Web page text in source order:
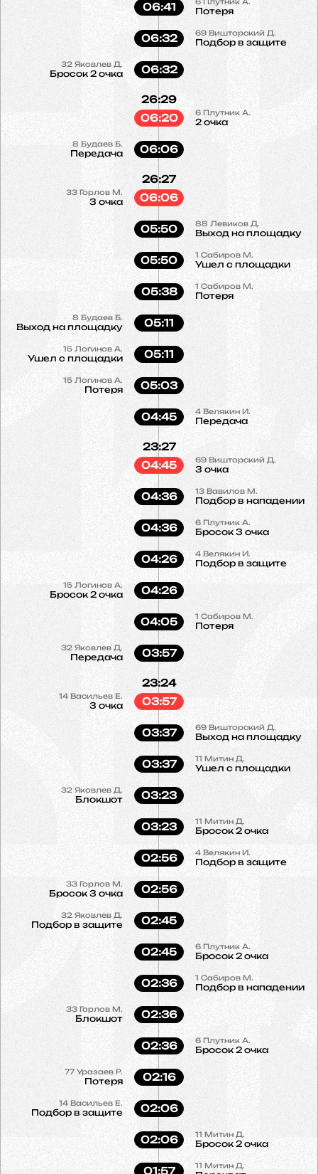
Потеря
06:41
69 Вишторский Д.
Подбор в защите
06:32
32 Яковлев Д.
Бросок 2 очка 06:32
6 Плутник А.
2 очка
26:29
06:20
8 Будаев Б.
Передача 06:06
33 Горлов М.
3 очка
26:27
06:06
88 Левиков Д.
Выход на площадку
05:50
1 Сабиров М.
Ушел с площадки
05:50
1 Сабиров М.
Потеря
05:38
8 Будаев Б.
Выход на площадку 05:11
15 Логинов А.
Ушел с площадки 05:11
15 Логинов А.
Потеря 05:03
4 Велякин И.
Передача
04:45
69 Вишторский Д.
3 очка
23:27
04:45
13 Вавилов М.
Подбор в нападении
04:36
6 Плутник А.
Бросок 3 очка
04:36
4 Велякин И.
Подбор в защите
04:26
15 Логинов А.
Бросок 2 очка 04:26
1 Сабиров М.
Потеря
04:05
32 Яковлев Д.
Передача 03:57
14 Васильев Е.
3 очка
23:24
03:57
69Вишторский Д.
Выход на площадку
03:37
11 Митин Д.
Ушел с площадки
03:37
32Яковлев Д.
Блокшот 03:23
11 Митин Д.
Бросок 2 очка
03:23
4 Велякин И.
Подбор в защите
02:56
33 Горлов М.
Бросок 3 очка 02:56
32 Яковлев Д.
Подбор в защите 02:45
6 Плутник А.
Бросок 2 очка
02:45
1 Сабиров М.
Подбор в нападении
02:36
33 Горлов М.
Блокшот 02:36
6 Плутник А.
Бросок 2 очка
02:36
77 Уразаев Р.
Потеря 02:16
14 Васильев Е.
Подбор в защите 02:06
11 Митин Д.
Бросок 2 очка
02:06
11Митин Д.
01:57